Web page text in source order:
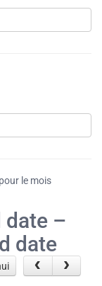
le mois
date –
date